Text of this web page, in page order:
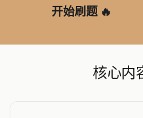
开始刷题 🔥
核心内